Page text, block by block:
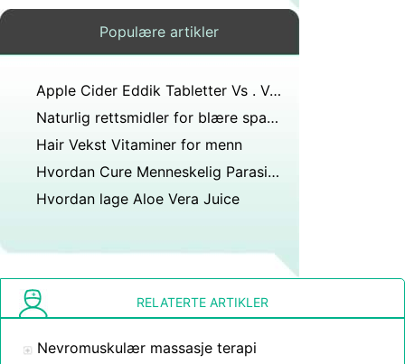
Populære artikler
Apple Cider Eddik Tabletter Vs . Væske
Naturlig rettsmidler for blære spasmer
Hair Vekst Vitaminer for menn
Hvordan Cure Menneskelig Parasitter Med Rice Eddik
Hvordan lage Aloe Vera Juice
RELATERTE ARTIKLER
Nevromuskulær massasje terapi